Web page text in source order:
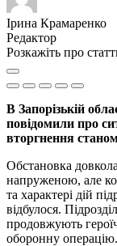
Ірина Крамаренко
Редактор
Розкажіть про
В Запорізькій
повідомили про
вторгнення
Обстановка
напруженою, але
та характері дій
відбулося.
продовжують
оборонну операцію.